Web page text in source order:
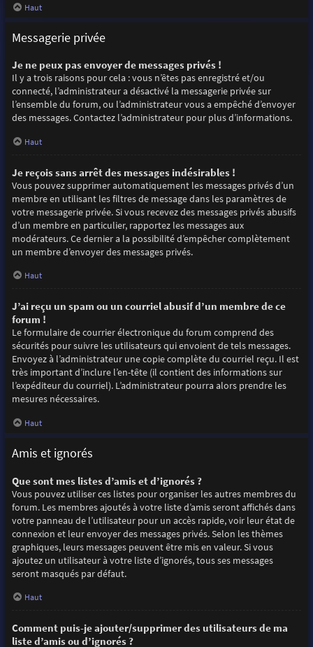
Haut
Messagerie privée
Je ne peux pas envoyer de messages privés !
Il y a trois raisons pour cela : vous n’êtes pas enregistré et/ou
connecté, l’administrateur a désactivé la messagerie privée sur
l’ensemble du forum, ou l’administrateur vous a empêché d’envoyer
des messages. Contactez l’administrateur pour plus d’informations.
Haut
Je reçois sans arrêt des messages indésirables !
Vous pouvez supprimer automatiquement les messages privés d’un
membre en utilisant les filtres de message dans les paramètres de
votre messagerie privée. Si vous recevez des messages privés abusifs
d’un membre en particulier, rapportez les messages aux
modérateurs. Ce dernier a la possibilité d’empêcher complètement
un membre d’envoyer des messages privés.
Haut
J’ai reçu un spam ou un courriel abusif d’un membre de ce
forum !
Le formulaire de courrier électronique du forum comprend des
sécurités pour suivre les utilisateurs qui envoient de tels messages.
Envoyez à l’administrateur une copie complète du courriel reçu. Il est
très important d’inclure l’en-tête (il contient des informations sur
l’expéditeur du courriel). L’administrateur pourra alors prendre les
mesures nécessaires.
Haut
Amis et ignorés
Que sont mes listes d’amis et d’ignorés ?
Vous pouvez utiliser ces listes pour organiser les autres membres du
forum. Les membres ajoutés à votre liste d’amis seront affichés dans
votre panneau de l’utilisateur pour un accès rapide, voir leur état de
connexion et leur envoyer des messages privés. Selon les thèmes
graphiques, leurs messages peuvent être mis en valeur. Si vous
ajoutez un utilisateur à votre liste d’ignorés, tous ses messages
seront masqués par défaut.
Haut
Comment puis-je ajouter/supprimer des utilisateurs de ma
liste d’amis ou d’ignorés ?